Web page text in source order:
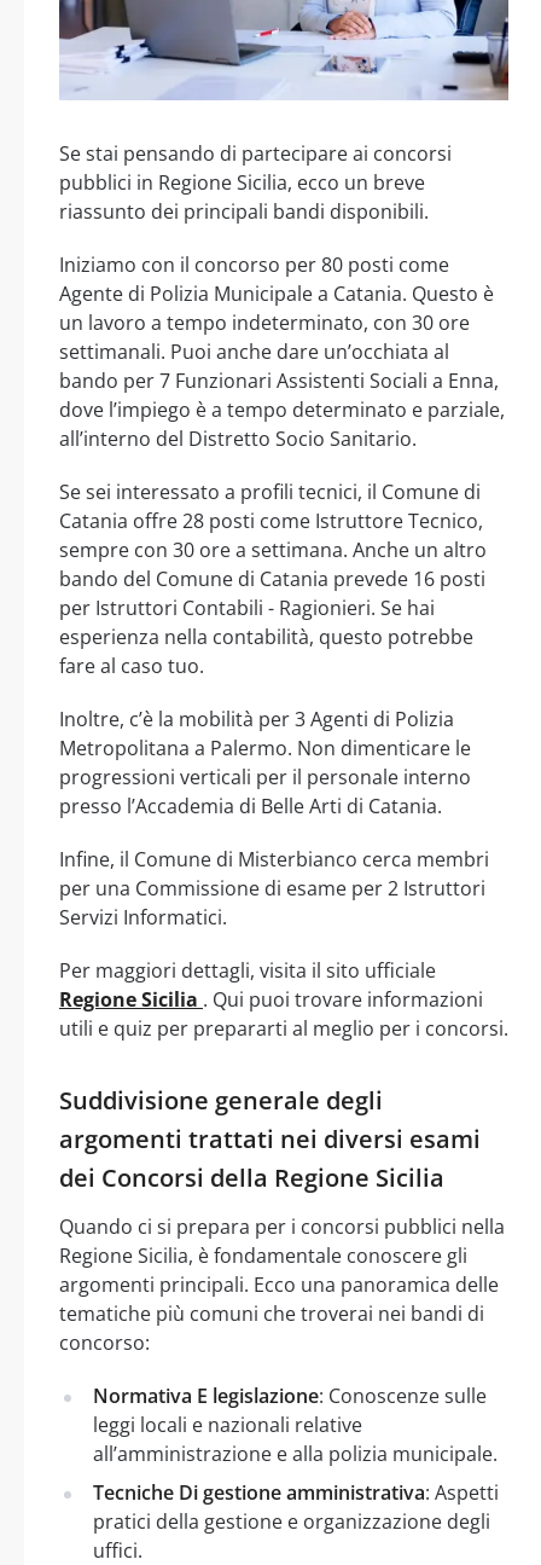
Se stai pensando di partecipare ai concorsi
pubblici in Regione Sicilia, ecco un breve
riassunto dei principali bandi disponibili.
Iniziamo con il concorso per 80 posti come
Agente di Polizia Municipale a Catania. Questo è
un lavoro a tempo indeterminato, con 30 ore
settimanali. Puoi anche dare un’occhiata al
bando per 7 Funzionari Assistenti Sociali a Enna,
dove l’impiego è a tempo determinato e parziale,
all’interno del Distretto Socio Sanitario.
Se sei interessato a profili tecnici, il Comune di
Catania offre 28 posti come Istruttore Tecnico,
sempre con 30 ore a settimana. Anche un altro
bando del Comune di Catania prevede 16 posti
per Istruttori Contabili - Ragionieri. Se hai
esperienza nella contabilità, questo potrebbe
fare al caso tuo.
Inoltre, c’è la mobilità per 3 Agenti di Polizia
Metropolitana a Palermo. Non dimenticare le
progressioni verticali per il personale interno
presso l’Accademia di Belle Arti di Catania.
Infine, il Comune di Misterbianco cerca membri
per una Commissione di esame per 2 Istruttori
Servizi Informatici.
Per maggiori dettagli, visita il sito ufficiale
Regione Sicilia . Qui puoi trovare informazioni
utili e quiz per prepararti al meglio per i concorsi.
Suddivisione generale degli
argomenti trattati nei diversi esami
dei Concorsi della Regione Sicilia
Quando ci si prepara per i concorsi pubblici nella
Regione Sicilia, è fondamentale conoscere gli
argomenti principali. Ecco una panoramica delle
tematiche più comuni che troverai nei bandi di
concorso:
Normativa E legislazione: Conoscenze sulle
leggi locali e nazionali relative
all’amministrazione e alla polizia municipale.
Tecniche Di gestione amministrativa: Aspetti
pratici della gestione e organizzazione degli
uffici.